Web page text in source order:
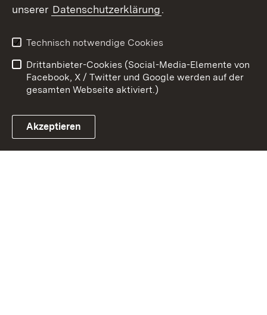
Link zum Landesportal
Kontakt
Impressum
Cookies
unserer Datenschutzerklärung.
Technisch notwendige Cookies
Drittanbieter-Cookies (Social-Media-Elemente von
Facebook, X / Twitter und Google werden auf der
gesamten Webseite aktiviert.)
Akzeptieren